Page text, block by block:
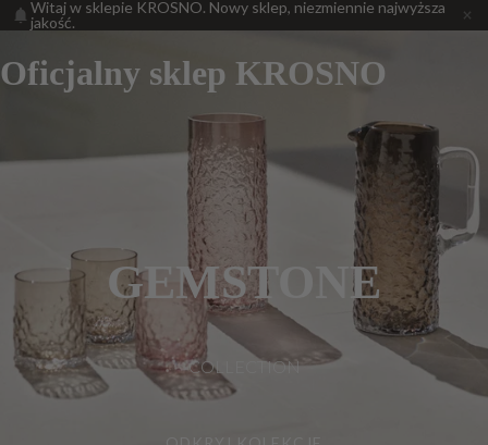
Witaj w sklepie KROSNO. Nowy sklep, niezmiennie najwyższa
jakość.
Oficjalny sklep KROSNO
GEMSTONE
COLLECTION